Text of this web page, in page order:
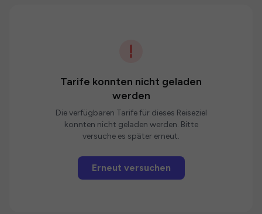
Tarife konnten nicht geladen
werden
Die verfügbaren Tarife für dieses Reiseziel
konnten nicht geladen werden. Bitte
versuche es später erneut.
Erneut versuchen